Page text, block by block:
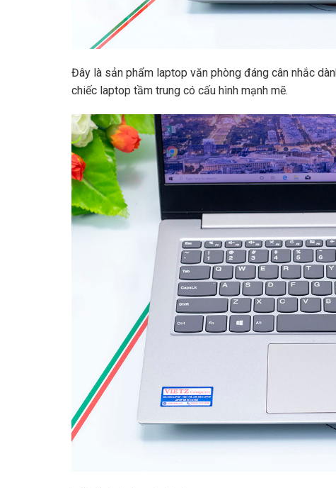
Đây là sản phẩm laptop văn phòng đáng cân nhắc
chiếc laptop tầm trung có cấu hình mạnh mẽ.